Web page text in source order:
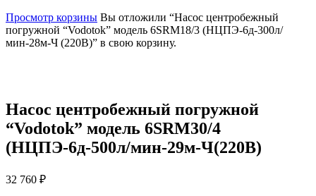
Просмотр корзины Вы отложили “Насос центробежный
погружной “Vodotok” модель 6SRM18/3 (НЦПЭ-6д-300л/
мин-28м-Ч (220В)” в свою корзину.
Насос центробежный погружной
“Vodotok” модель 6SRM30/4
(НЦПЭ-6д-500л/мин-29м-Ч(220В)
32 760 ₽